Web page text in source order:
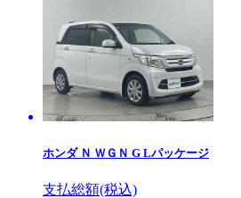
ホンダ Ｎ ＷＧＮ G Lパッケージ
支払総額(税込)